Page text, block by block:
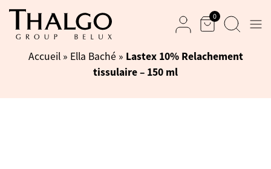
0
Accueil» Ella Baché » Lastex 10% Relachement
tissulaire – 150 ml